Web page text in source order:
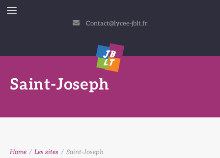
Contact@lycee-jblt.fr
Saint-Joseph
Home / Les sites / Saint-Joseph